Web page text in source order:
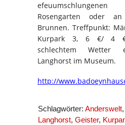
Rosengarten oder
Brunnen. Treffpunkt:
Kurpark 3, 6 €/ 4 €
schlechtem Wetter
Langhorst im Museum.
http://
Schlagwörter: Anderswelt,
Langhorst, Geister,